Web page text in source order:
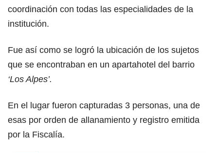
coordinación con todas las especialidades de la
institución.
Fue así como se logró la ubicación de los sujetos
que se encontraban en un apartahotel del barrio
‘Los Alpes’.
En el lugar fueron capturadas 3 personas, una de
esas por orden de allanamiento y registro emitida
por la Fiscalía.